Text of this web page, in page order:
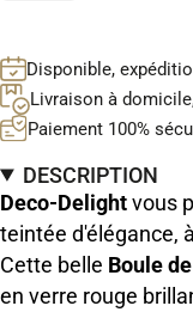
Disponible,
Livraison à
Paiement 100%
DESCRIPTION
Deco-Delightvous
teintée d'élégance,
Cette belle Boule
en verre rouge